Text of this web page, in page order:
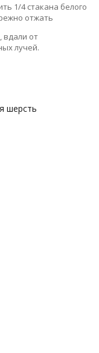
1/4 стакана белого
отжать
вдали от
лучей.
шерсть